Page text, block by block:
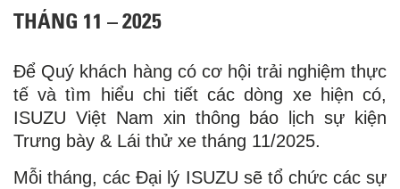
THÁNG 11 – 2025
Để Quý khách hàng có cơ hội trải nghiệm thực
tế và tìm hiểu chi tiết các dòng xe hiện có,
ISUZU Việt Nam xin thông báo lịch sự kiện
Trưng bày & Lái thử xe tháng 11/2025.
Mỗi tháng, các Đại lý ISUZU sẽ tổ chức các sự